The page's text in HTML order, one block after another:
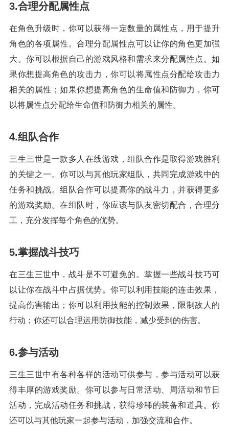
3.合理分配属性点
在角色升级时，你可以获得一定数量的属性点，用于提升
角色的各项属性。合理分配属性点可以让你的角色更加强
大。你可以根据自己的游戏风格和需求来分配属性点。如
果你想提高角色的攻击力，你可以将属性点分配给攻击力
相关的属性；如果你想提高角色的生命值和防御力，你可
以将属性点分配给生命值和防御力相关的属性。
4.组队合作
三生三世是一款多人在线游戏，组队合作是取得游戏胜利
的关键之一。你可以与其他玩家组队，共同完成游戏中的
任务和挑战。组队合作可以提高你的战斗力，并获得更多
的游戏奖励。在组队时，你应该与队友密切配合，合理分
工，充分发挥每个角色的优势。
5.掌握战斗技巧
在三生三世中，战斗是不可避免的。掌握一些战斗技巧可
以让你在战斗中占据优势。你可以利用技能的连击效果，
提高伤害输出；你可以利用技能的控制效果，限制敌人的
行动；你还可以合理运用防御技能，减少受到的伤害。
6.参与活动
三生三世中有各种各样的活动可供参与，参与活动可以获
得丰厚的游戏奖励。你可以参与日常活动、周活动和节日
活动，完成活动任务和挑战，获得珍稀的装备和道具。你
还可以与其他玩家一起参与活动，加强交流和合作。